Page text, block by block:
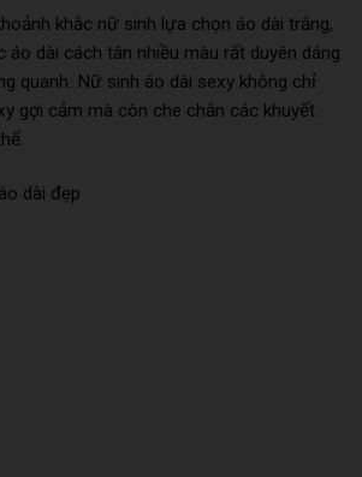
khắc nữ sinh lựa chọn áo dài trắng,
áo dài cách tân nhiều màu rất duyên dáng
quanh. Nữ sinh áo dài sexy không chỉ
gợi cảm mà còn che chắn các khuyết